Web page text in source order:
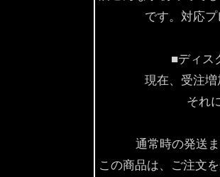
です。対応
■ディス
現在、受注増
それ
通常時の発送
この商品は、ご注文